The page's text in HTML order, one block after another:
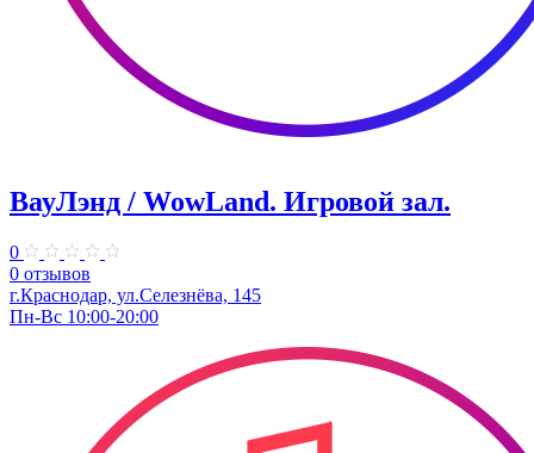
ВауЛэнд / WowLand. ​Игровой зал.
0
0 отзывов
г.Краснодар, ул.Селезнёва, 145
Пн-Вс 10:00-20:00